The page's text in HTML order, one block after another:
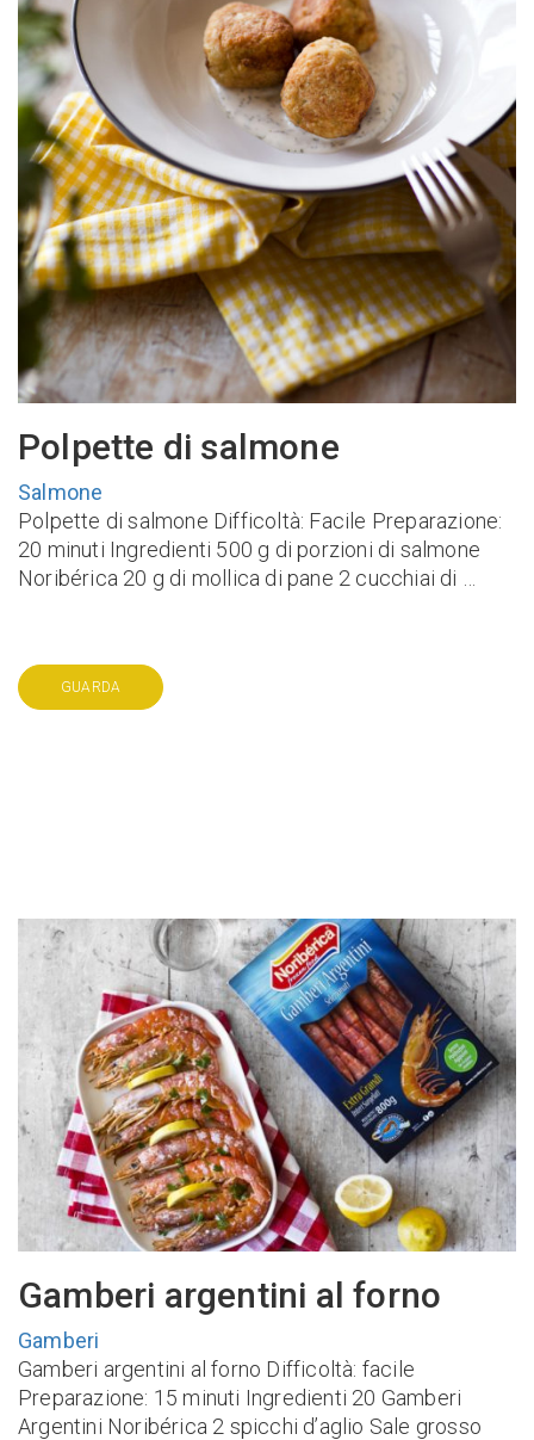
Polpette di salmone
Salmone
Polpette di salmone Difficoltà: Facile Preparazione:
20 minuti Ingredienti 500 g di porzioni di salmone
Noribérica 20 g di mollica di pane 2 cucchiai di …
GUARDA
Gamberi argentini al forno
Gamberi
Gamberi argentini al forno Difficoltà: facile
Preparazione: 15 minuti Ingredienti 20 Gamberi
Argentini Noribérica 2 spicchi d’aglio Sale grosso